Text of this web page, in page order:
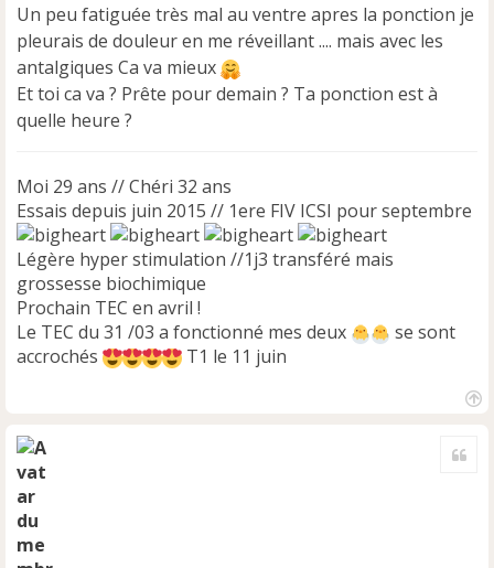
a
g
e
n
o
n
Un peu fatiguée très mal au ventre apres la ponction je
pleurais de douleur en me réveillant .... mais avec les
antalgiques Ca va mieux
Et toi ca va ? Prête pour demain ? Ta ponction est à
quelle heure ?
Moi 29 ans // Chéri 32 ans
Essais depuis juin 2015 // 1ere FIV ICSI pour septembre
Légère hyper stimulation //1j3 transféré mais
grossesse biochimique
Prochain TEC en avril !
Le TEC du 31 /03 a fonctionné mes deux
se sont
accrochés
T1 le 11 juin